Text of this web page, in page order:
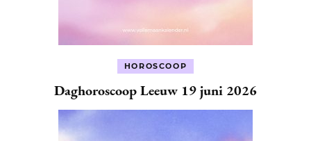
HOROSCOOP
Daghoroscoop Leeuw 19 juni 2026